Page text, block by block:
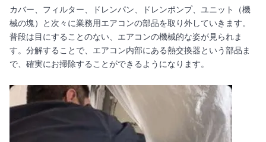
カバー、フィルター、ドレンパン、ドレンポンプ、ユニット（機
械の塊）と次々に業務用エアコンの部品を取り外していきます。
普段は目にすることのない、エアコンの機械的な姿が見られま
す。分解することで、エアコン内部にある熱交換器という部品ま
で、確実にお掃除することができるようになります。